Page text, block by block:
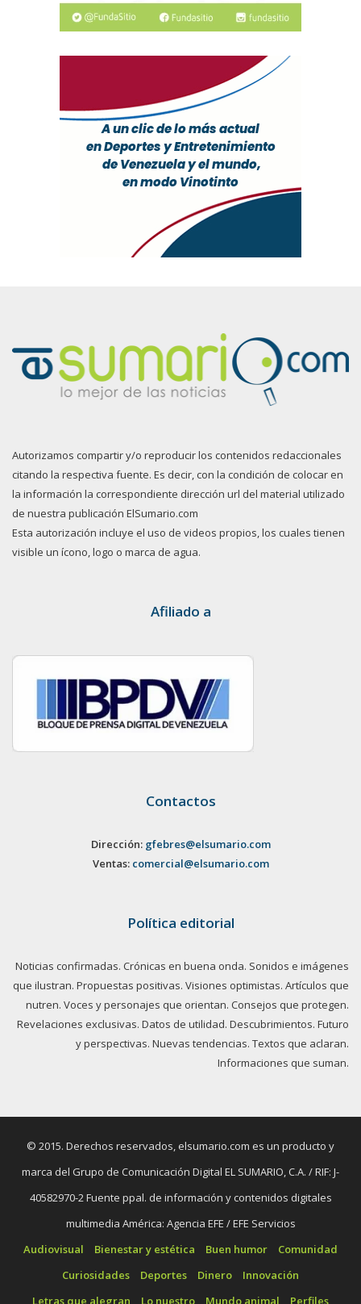
Autorizamos compartir y/o reproducir los contenidos redaccionales
citando la respectiva fuente. Es decir, con la condición de colocar en
la información la correspondiente dirección url del material utilizado
de nuestra publicación ElSumario.com
Esta autorización incluye el uso de videos propios, los cuales tienen
visible un ícono, logo o marca de agua.
Afiliado a
Contactos
Dirección: gfebres@elsumario.com
Ventas: comercial@elsumario.com
Política editorial
Noticias confirmadas. Crónicas en buena onda. Sonidos e imágenes
que ilustran. Propuestas positivas. Visiones optimistas. Artículos que
nutren. Voces y personajes que orientan. Consejos que protegen.
Revelaciones exclusivas. Datos de utilidad. Descubrimientos. Futuro
y perspectivas. Nuevas tendencias. Textos que aclaran.
Informaciones que suman.
© 2015. Derechos reservados, elsumario.com es un producto y
marca del Grupo de Comunicación Digital EL SUMARIO, C.A. / RIF: J-
40582970-2 Fuente ppal. de información y contenidos digitales
multimedia América: Agencia EFE / EFE Servicios
Audiovisual
Bienestar y estética Buen humor
Comunidad
Curiosidades
Deportes Dinero
Innovación
Letras que alegran
Lo nuestro Mundo animal Perfiles